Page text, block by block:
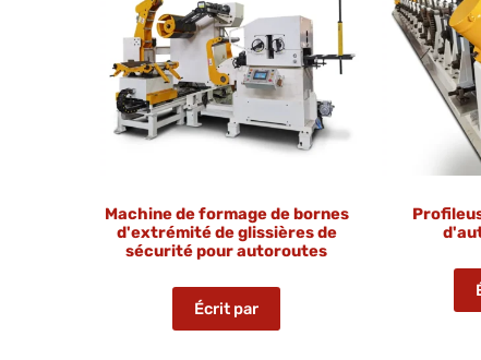
Machine de formage de bornes
d'extrémité de glissières de
sécurité pour autoroutes
Écrit par